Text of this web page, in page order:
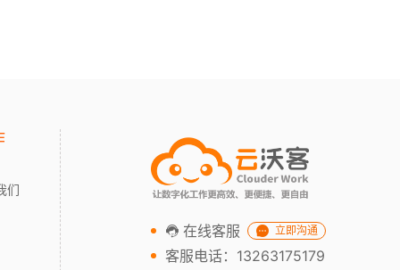
们
在线客服 立即沟通
客服电话：13263175179